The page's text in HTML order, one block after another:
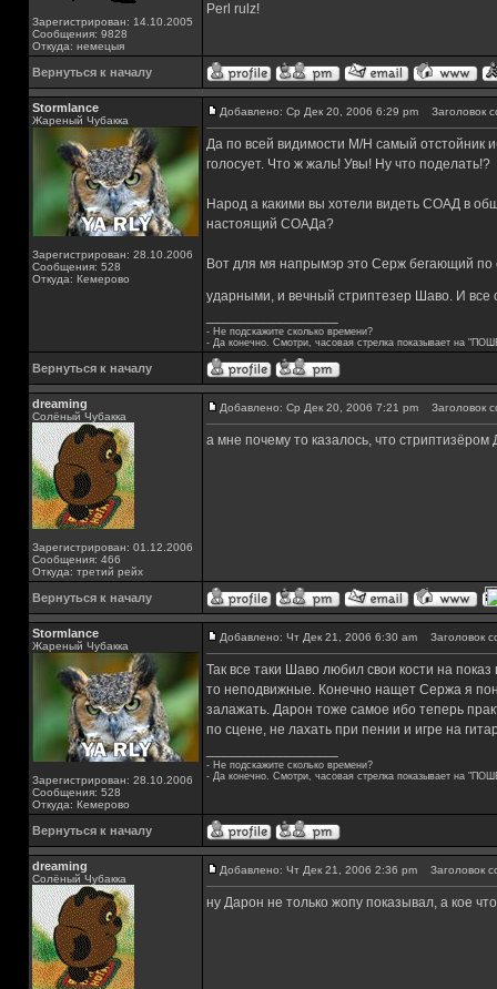
Зарегистрирован: 14.10.2005
Сообщения: 9828
Откуда: немецыя
Perl rulz!
Вернуться к началу
Stormlance
Жареный Чубакка
Зарегистрирован: 28.10.2006
Сообщения: 528
Откуда: Кемерово
Добавлено: Ср Дек 20, 2006 6:29 pm Заголовок
Да по всей видимости M/H самый отстойник
голосует. Что ж жаль! Увы! Ну что поделать!?
Народ а какими вы хотели видеть СОАД в
настоящий СОАДа?
Вот для мя напрымэр это Серж бегающий
ударными, и вечный стриптезер Шаво. И все
- Не подскажите сколько времени?
- Да конечно. Смотри, часовая стрелка показывает на
Вернуться к началу
dreaming
Солёный Чубакка
Зарегистрирован: 01.12.2006
Сообщения: 466
Откуда: третий рейх
Добавлено: Ср Дек 20, 2006 7:21 pm Заголовок
а мне почему то казалось, что
Вернуться к началу
Stormlance
Жареный Чубакка
Зарегистрирован: 28.10.2006
Сообщения: 528
Откуда: Кемерово
Добавлено: Чт Дек 21, 2006 6:30 am Заголовок
Так все таки Шаво любил свои кости на
то неподвижные. Конечно нащет Сержа я
залажать. Дарон тоже самое ибо теперь
по сцене, не лахать при пении и игре на
- Не подскажите сколько времени?
- Да конечно. Смотри, часовая стрелка показывает на
Вернуться к началу
dreaming
Солёный Чубакка
Добавлено: Чт Дек 21, 2006 2:36 pm Заголовок
ну Дарон не только жопу показывал, а кое